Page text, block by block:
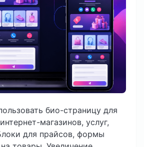
био-страницу для
магазинов, услуг,
для прайсов, формы